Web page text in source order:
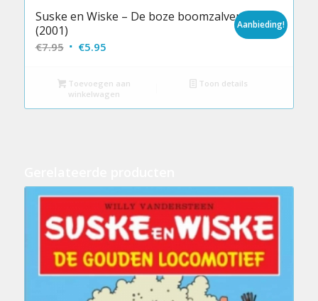
Suske en Wiske – De boze boomzalver
(2001)
€7.95 Oorspronkelijke
was:
€7.95.
€5.95Huidige
is:
€5.95.
Aanbieding!
Toevoegen aan
winkelwagen
Toon details